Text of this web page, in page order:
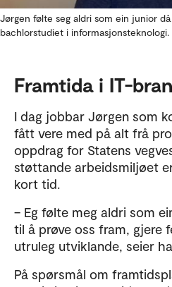
Jørgen følte seg aldri som ein junior
bachlorstudiet i
Framtida i IT-
I dag jobbar Jørgen som
fått vere med på alt frå
oppdrag for Statens
støttande arbeidsmiljøet
kort tid.
– Eg følte meg aldri som
til å prøve oss fram, gjere
utruleg utviklande, seier
På spørsmål om